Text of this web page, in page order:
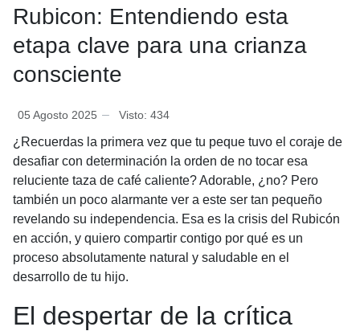
Rubicon: Entendiendo esta
etapa clave para una crianza
consciente
05 Agosto 2025 Visto: 434
¿Recuerdas la primera vez que tu peque tuvo el coraje de
desafiar con determinación la orden de no tocar esa
reluciente taza de café caliente? Adorable, ¿no? Pero
también un poco alarmante ver a este ser tan pequeño
revelando su independencia. Esa es la crisis del Rubicón
en acción, y quiero compartir contigo por qué es un
proceso absolutamente natural y saludable en el
desarrollo de tu hijo.
El despertar de la crítica